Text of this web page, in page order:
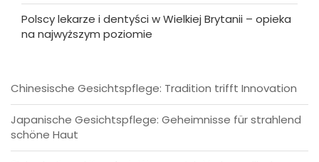
Polscy lekarze i dentyści w Wielkiej Brytanii – opieka
na najwyższym poziomie
Chinesische Gesichtspflege: Tradition trifft Innovation
Japanische Gesichtspflege: Geheimnisse für strahlend
schöne Haut